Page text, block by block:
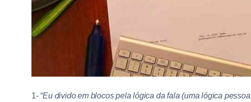
1- “Eu divido em blocos pela lógica da fala (uma lógica